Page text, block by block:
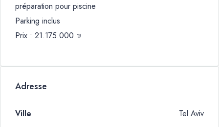
préparation pour piscine
Parking inclus
Prix : 21.175.000 ₪
Adresse
Ville
Tel Aviv